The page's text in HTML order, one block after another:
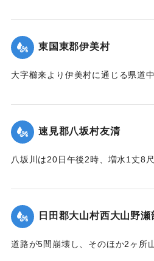
｜固有コード:
通が途絶、詳細を知ることができ
【出典：大分新聞 大正12年6月22
｜固有コード: 00275058
東国東郡伊美村
大字櫛来より伊美村に通じる県道
｜固有コード:
速見郡八坂村友清
八坂川は20日午後2時、増水1丈8
壊して八坂村および杵築町の一部
泥海と化したが、挿秧（田植え）
る。
【出典：大分新聞 大正12年6月22
日田郡大山村西大山野瀬
道路が5間崩壊し、そのほか2ヶ所